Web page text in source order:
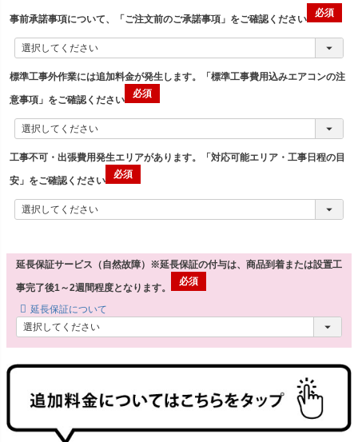
事前承諾事項について、「ご注文前のご承諾事項」をご確認ください
標準工事外作業には追加料金が発生します。「標準工事費用込みエアコンの注
意事項」をご確認ください
工事不可・出張費用発生エリアがあります。「対応可能エリア・工事日程の目
安」をご確認ください
延長保証サービス（自然故障）※延長保証の付与は、商品到着または設置工
事完了後1～2週間程度となります。
延長保証について